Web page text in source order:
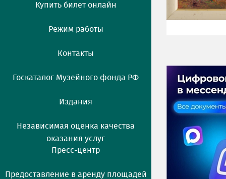
Купить билет онлайн
Режим работы
Контакты
Госкаталог Музейного фонда РФ
Издания
Независимая оценка качества
оказания услуг
Пресс-центр
Предоставление в аренду площадей